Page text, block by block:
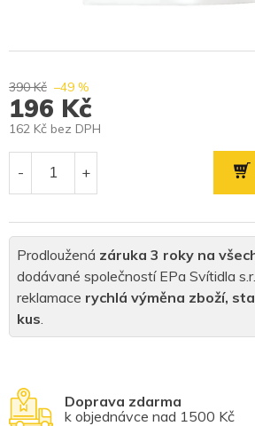
Doprava zdarma
k objednávce nad 1500 Kč
Prodloužená záruka 3 roky na
dodávané společností EPa Svítidla
reklamace rychlá výměna zboží,
kus.
390 Kč –49 %
196 Kč
162 Kč bez DPH